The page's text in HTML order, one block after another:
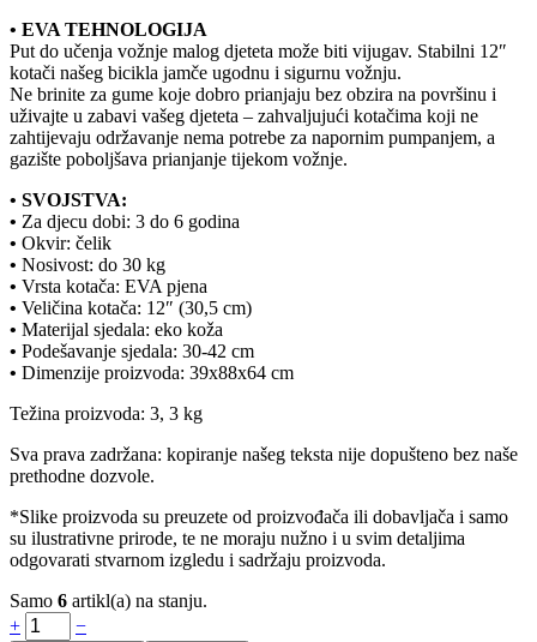
• EVA TEHNOLOGIJA
Put do učenja vožnje malog djeteta može biti vijugav. Stabilni 12″
kotači našeg bicikla jamče ugodnu i sigurnu vožnju.
Ne brinite za gume koje dobro prianjaju bez obzira na površinu i
uživajte u zabavi vašeg djeteta – zahvaljujući kotačima koji ne
zahtijevaju održavanje nema potrebe za napornim pumpanjem, a
gazište poboljšava prianjanje tijekom vožnje.
• SVOJSTVA:
• Za djecu dobi: 3 do 6 godina
• Okvir: čelik
• Nosivost: do 30 kg
• Vrsta kotača: EVA pjena
• Veličina kotača: 12″ (30,5 cm)
• Materijal sjedala: eko koža
• Podešavanje sjedala: 30-42 cm
• Dimenzije proizvoda: 39x88x64 cm
Težina proizvoda: 3, 3 kg
Sva prava zadržana: kopiranje našeg teksta nije dopušteno bez naše
prethodne dozvole.
*Slike proizvoda su preuzete od proizvođača ili dobavljača i samo
su ilustrativne prirode, te ne moraju nužno i u svim detaljima
odgovarati stvarnom izgledu i sadržaju proizvoda.
Samo 6 artikl(a) na stanju.
Količina
+ −